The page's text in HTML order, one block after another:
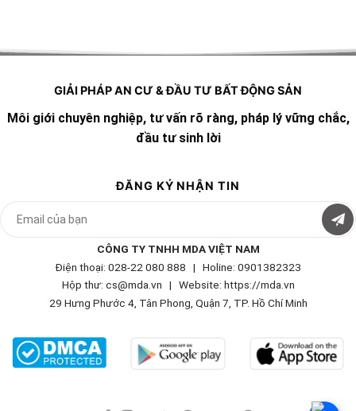
GIẢI PHÁP AN CƯ & ĐẦU TƯ BẤT ĐỘNG SẢN
Môi giới chuyên nghiệp, tư vấn rõ ràng, pháp lý vững chắc,
đầu tư sinh lời
ĐĂNG KÝ NHẬN TIN
CÔNG TY TNHH MDA VIỆT NAM
Điện thoại: 028-22 080 888 | Holine: 0901382323
Hộp thư: cs@mda.vn | Website: https://mda.vn
29 Hưng Phước 4, Tân Phong, Quận 7, TP. Hồ Chí Minh